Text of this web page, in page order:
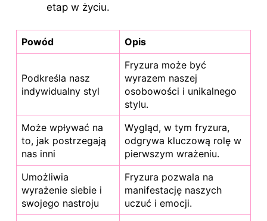
etap w życiu.
Powód Opis
Podkreśla nasz
indywidualny styl
Fryzura może być
wyrazem naszej
osobowości i unikalnego
stylu.
Może wpływać na
to, jak postrzegają
nas inni
Wygląd, w tym fryzura,
odgrywa kluczową rolę w
pierwszym wrażeniu.
Umożliwia
wyrażenie siebie i
swojego nastroju
Fryzura pozwala na
manifestację naszych
uczuć i emocji.